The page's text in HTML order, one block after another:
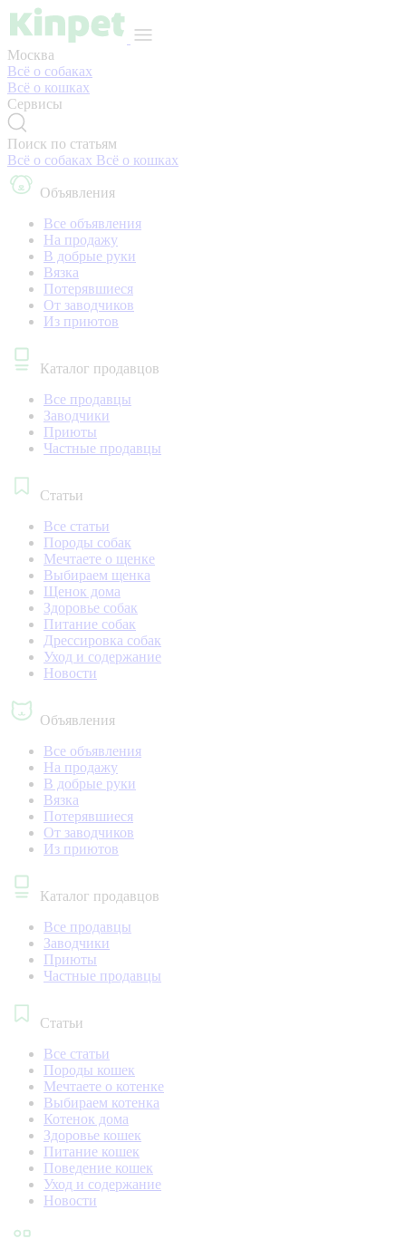
Москва
Всё о собаках
Всё о кошках
Сервисы
Поиск по статьям
Всё о собаках Всё о кошках
Объявления
Все объявления
На продажу
В добрые руки
Вязка
Потерявшиеся
От заводчиков
Из приютов
Каталог продавцов
Все продавцы
Заводчики
Приюты
Частные продавцы
Статьи
Все статьи
Породы собак
Мечтаете о щенке
Выбираем щенка
Щенок дома
Здоровье собак
Питание собак
Дрессировка собак
Уход и содержание
Новости
Объявления
Все объявления
На продажу
В добрые руки
Вязка
Потерявшиеся
От заводчиков
Из приютов
Каталог продавцов
Все продавцы
Заводчики
Приюты
Частные продавцы
Статьи
Все статьи
Породы кошек
Мечтаете о котенке
Выбираем котенка
Котенок дома
Здоровье кошек
Питание кошек
Поведение кошек
Уход и содержание
Новости